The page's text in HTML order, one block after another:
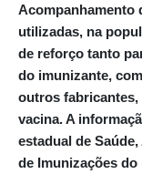
Acompanhamento
utilizadas, na
de reforço tanto
do imunizante,
outros fabricantes,
vacina. A
estadual de
de Imunizações do